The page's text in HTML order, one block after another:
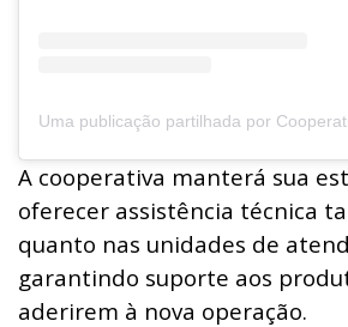
A cooperativa manterá sua
oferecer assistência técnica
quanto nas unidades de
garantindo suporte aos
aderirem à nova operação.